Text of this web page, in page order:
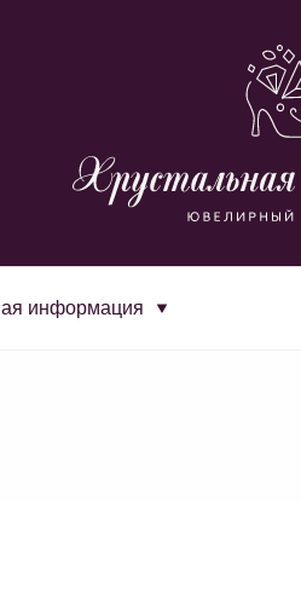
информация